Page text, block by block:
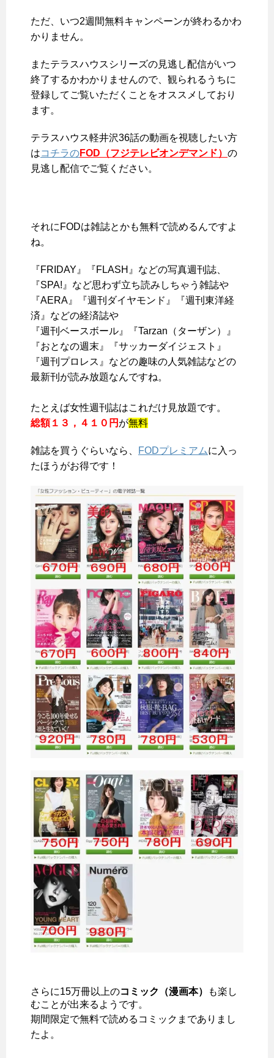
ただ、 いつ2週間無料キャンペーンが終わるかわ
かりません。
またテラスハウスシリーズの見逃し配信がいつ
終了するかわかりませんので、観られるうちに
登録してご覧いただくことをオススメしており
ます。
テラスハウス軽井沢36話の動画を視聴したい方
はコチラのFOD（フジテレビオンデマンド） の
見逃し配信でご覧ください。
それにFODは雑誌とかも無料で読めるんですよ
ね。
『FRIDAY』『FLASH』などの写真週刊誌、
『SPA!』など思わず立ち読みしちゃう雑誌や
『AERA』『週刊ダイヤモンド』『週刊東洋経
済』などの経済誌や
『週刊ベースボール』『Tarzan（ターザン）』
『おとなの週末』『サッカーダイジェスト』
『週刊プロレス』などの趣味の人気雑誌などの
最新刊が読み放題なんですね。
たとえば女性週刊誌はこれだけ見放題です。
総額１３，４１０円 が無料
雑誌を買うぐらいなら、 FODプレミアムに入っ
たほうがお得です！
さらに15万冊以上のコミック（漫画本）
も楽し
むことが出来るようです。
期間限定で無料で読めるコミックまでありまし
たよ。